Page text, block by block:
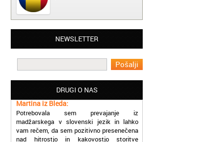
NEWSLETTER
DRUGI O NAS
Matjaž iz Ajdovščine:
Lahko pohvalim vse zaposlene v Akademiji
prevajalske storitve opravljajo hitro in
učinkoviti.
Martina iz Bleda:
Potrebovala sem prevajanje iz
madžarskega v slovenski jezik in lahko
vam rečem, da sem pozitivno presenečena
nad hitrostjo in kakovostjo storitve
prevajalcev Akademije Oxford.